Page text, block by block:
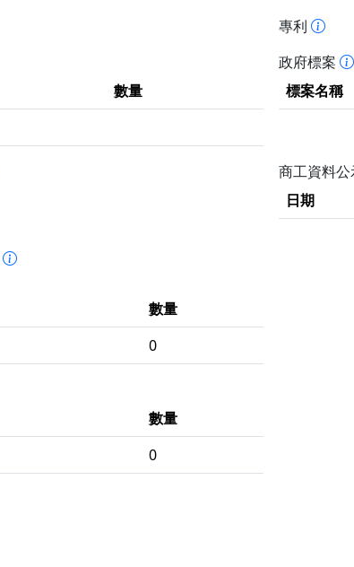
專利
數量
政府標案
標案名稱
商工資料公
日期
數量
0
數量
0